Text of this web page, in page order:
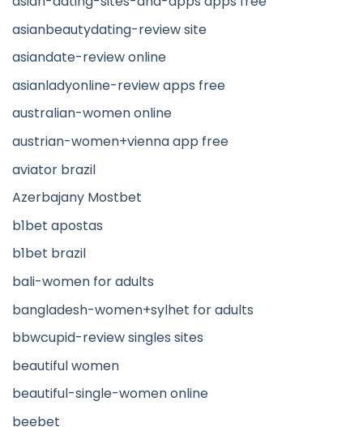
asianbeautydating-review site
asiandate-review online
asianladyonline-review apps free
australian-women online
austrian-women+vienna app free
aviator brazil
Azerbajany Mostbet
b1bet apostas
b1bet brazil
bali-women for adults
bangladesh-women+sylhet for adults
bbwcupid-review singles sites
beautiful women
beautiful-single-women online
beebet